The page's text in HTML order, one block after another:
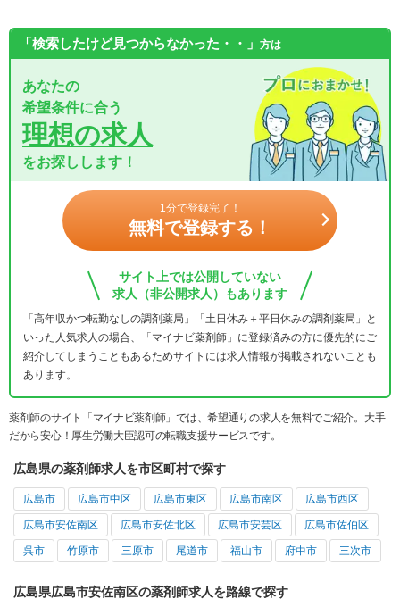
「検索したけど見つからなかった・・」 方は
あなたの
希望条件に合う
理想の求人
をお探しします！
1分で登録完了！
無料で登録する！
サイト上では公開していない
求人（非公開求人）もあります
「高年収かつ転勤なしの調剤薬局」「土日休み＋平日休みの調剤薬局」と
いった人気求人の場合、「マイナビ薬剤師」に登録済みの方に優先的にご
紹介してしまうこともあるためサイトには求人情報が掲載されないことも
あります。
薬剤師のサイト「マイナビ薬剤師」では、希望通りの求人を無料でご紹介。大手
だから安心！厚生労働大臣認可の転職支援サービスです。
広島県の薬剤師求人を市区町村で探す
広島市 広島市中区 広島市東区 広島市南区 広島市西区
広島市安佐南区 広島市安佐北区 広島市安芸区 広島市佐伯区
呉市 竹原市 三原市 尾道市 福山市 府中市 三次市
広島県広島市安佐南区の薬剤師求人を路線で探す